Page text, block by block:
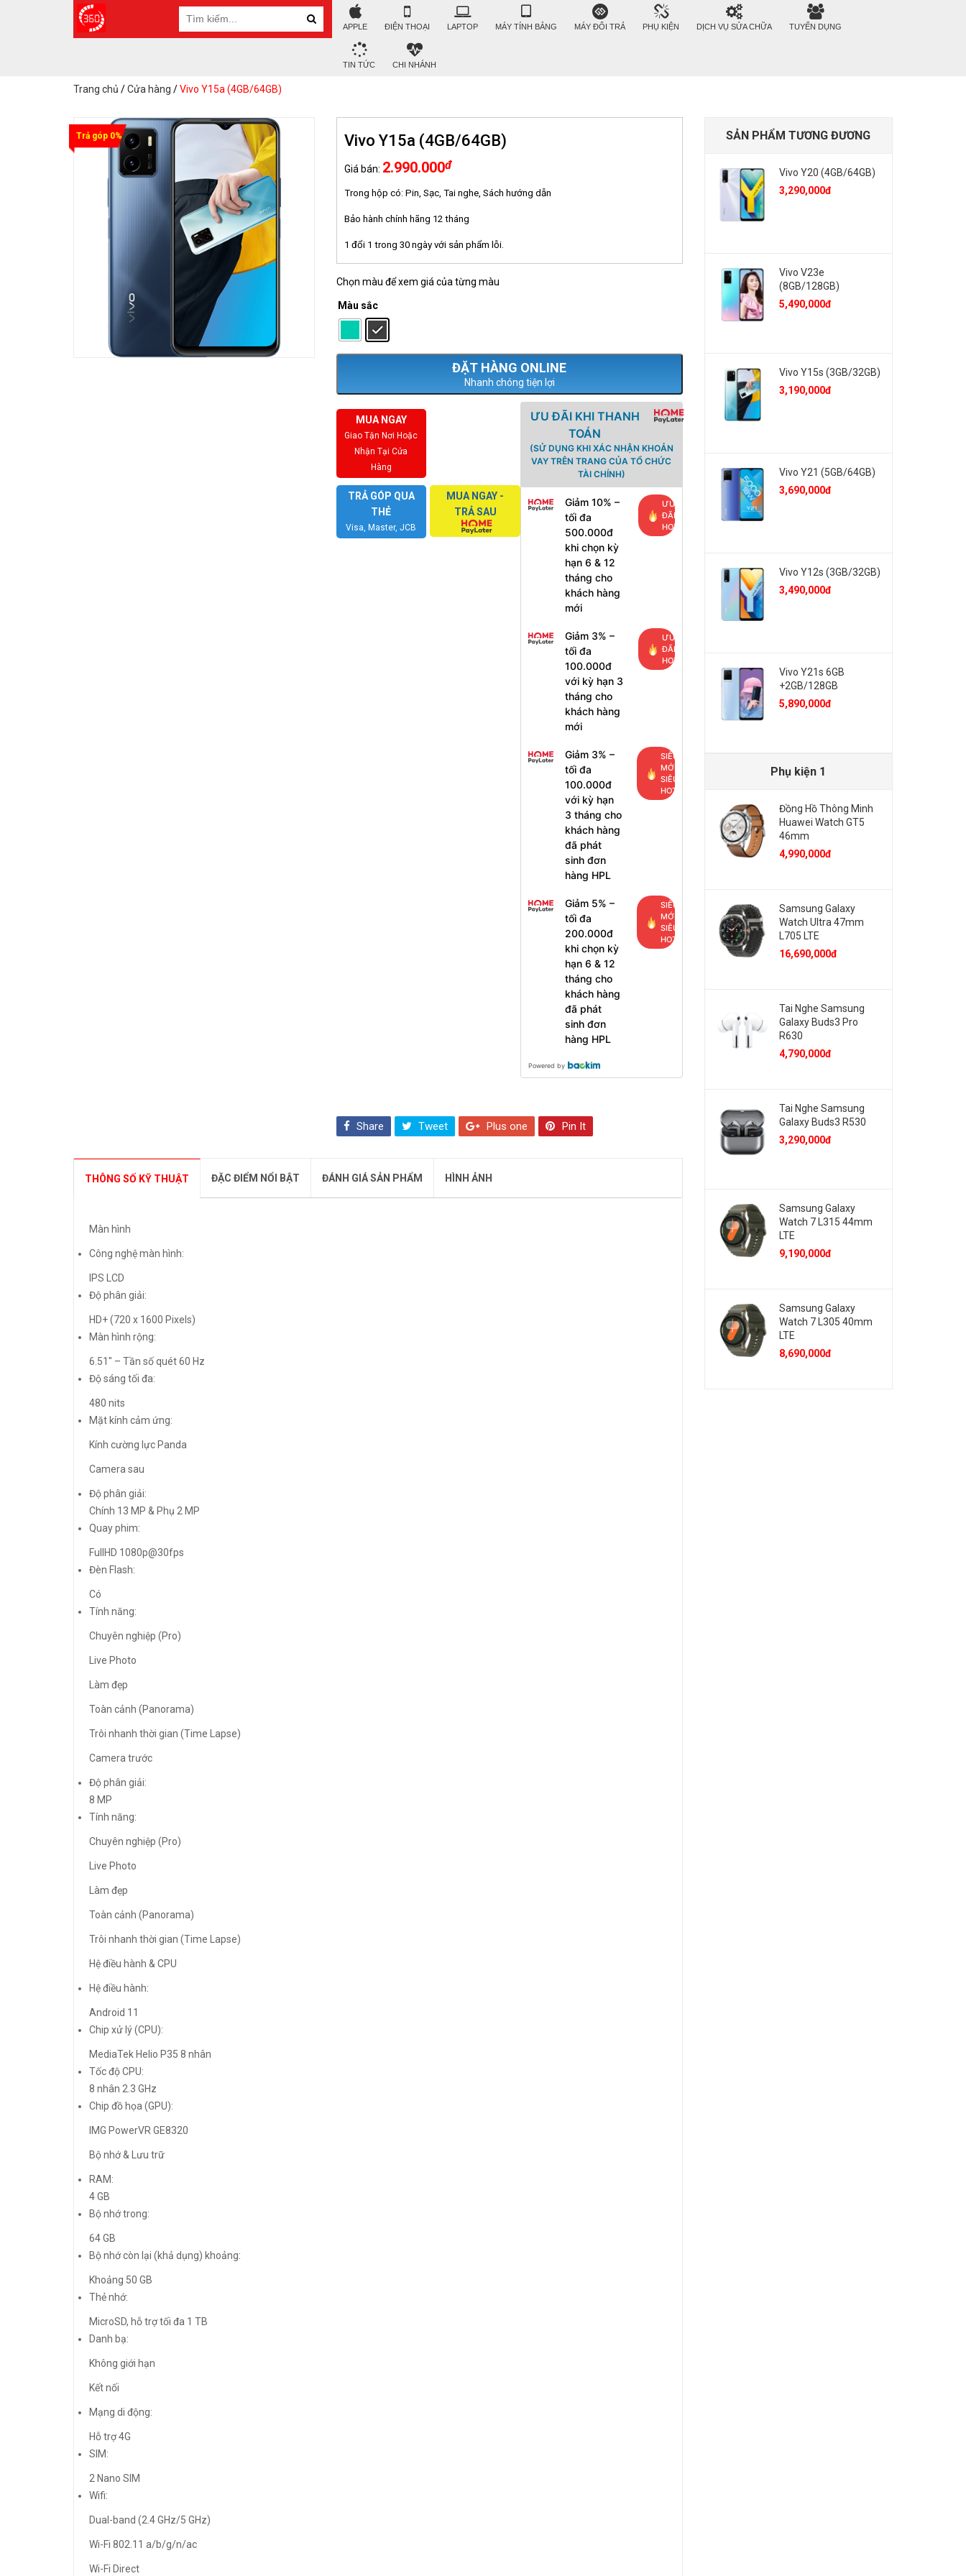
APPLE ĐIỆN THOẠI LAPTOP MÁY TÍNH BẢNG MÁY ĐỔI TRẢ PHỤ KIỆN DỊCH VỤ SỬA CHỮA TUYỂN DỤNG
TIN TỨC CHI NHÁNH
Trang chủ /Cửa hàng /Vivo Y15a (4GB/64GB)
Trả góp 0% Vivo Y15a (4GB/64GB)
Giá bán: 2.990.000đ
Trong hộp có: Pin, Sạc, Tai nghe, Sách hướng dẫn
Bảo hành chính hãng 12 tháng
1 đổi 1 trong 30 ngày với sản phẩm lỗi.
Chọn màu để xem giá của từng màu
Màu sắc
Nhanh chóng tiện lợi
MUA NGAY
Giao Tận Nơi Hoặc
Nhận Tại Cửa
Hàng
TRẢ GÓP QUA
THẺ
Visa, Master, JCB
MUA NGAY -
TRẢ SAU
ƯU ĐÃI KHI THANH
TOÁN
(SỬ DỤNG KHI XÁC NHẬN KHOẢN
VAY TRÊN TRANG CỦA TỔ CHỨC
TÀI CHÍNH)
Giảm 10% –
tối đa
500.000đ
khi chọn kỳ
hạn 6 & 12
tháng cho
khách hàng
mới
ƯU
ĐÃI
HOT
Giảm 3% –
tối đa
100.000đ
với kỳ hạn 3
tháng cho
khách hàng
mới
ƯU
ĐÃI
HOT
Giảm 3% –
tối đa
100.000đ
với kỳ hạn
3 tháng cho
khách hàng
đã phát
sinh đơn
hàng HPL
SIÊU
MỚI,
SIÊU
HOT
Giảm 5% –
tối đa
200.000đ
khi chọn kỳ
hạn 6 & 12
tháng cho
khách hàng
đã phát
sinh đơn
hàng HPL
SIÊU
MỚI,
SIÊU
HOT
Powered by
Share Tweet Plus one Pin It
THÔNG SỐ KỸ THUẬT ĐẶC ĐIỂM NỔI BẬT ĐÁNH GIÁ SẢN PHẨM HÌNH ẢNH
Màn hình
Công nghệ màn hình:
IPS LCD
Độ phân giải:
HD+ (720 x 1600 Pixels)
Màn hình rộng:
6.51″ – Tần số quét 60 Hz
Độ sáng tối đa:
480 nits
Mặt kính cảm ứng:
Kính cường lực Panda
Camera sau
Độ phân giải:
Chính 13 MP & Phụ 2 MP
Quay phim:
FullHD 1080p@30fps
Đèn Flash:
Có
Tính năng:
Chuyên nghiệp (Pro)
Live Photo
Làm đẹp
Toàn cảnh (Panorama)
Trôi nhanh thời gian (Time Lapse)
Camera trước
Độ phân giải:
8 MP
Tính năng:
Chuyên nghiệp (Pro)
Live Photo
Làm đẹp
Toàn cảnh (Panorama)
Trôi nhanh thời gian (Time Lapse)
Hệ điều hành & CPU
Hệ điều hành:
Android 11
Chip xử lý (CPU):
MediaTek Helio P35 8 nhân
Tốc độ CPU:
8 nhân 2.3 GHz
Chip đồ họa (GPU):
IMG PowerVR GE8320
Bộ nhớ & Lưu trữ
RAM:
4 GB
Bộ nhớ trong:
64 GB
Bộ nhớ còn lại (khả dụng) khoảng:
Khoảng 50 GB
Thẻ nhớ:
MicroSD, hỗ trợ tối đa 1 TB
Danh bạ:
Không giới hạn
Kết nối
Mạng di động:
Hỗ trợ 4G
SIM:
2 Nano SIM
Wifi:
Dual-band (2.4 GHz/5 GHz)
Wi-Fi 802.11 a/b/g/n/ac
Wi-Fi Direct
SẢN PHẨM TƯƠNG ĐƯƠNG
Vivo Y20 (4GB/64GB)
3,290,000đ
Vivo V23e
(8GB/128GB)
5,490,000đ
Vivo Y15s (3GB/32GB)
3,190,000đ
Vivo Y21 (5GB/64GB)
3,690,000đ
Vivo Y12s (3GB/32GB)
3,490,000đ
Vivo Y21s 6GB
+2GB/128GB
5,890,000đ
Phụ kiện 1
Đồng Hồ Thông Minh
Huawei Watch GT5
46mm
4,990,000đ
Samsung Galaxy
Watch Ultra 47mm
L705 LTE
16,690,000đ
Tai Nghe Samsung
Galaxy Buds3 Pro
R630
4,790,000đ
Tai Nghe Samsung
Galaxy Buds3 R530
3,290,000đ
Samsung Galaxy
Watch 7 L315 44mm
LTE
9,190,000đ
Samsung Galaxy
Watch 7 L305 40mm
LTE
8,690,000đ